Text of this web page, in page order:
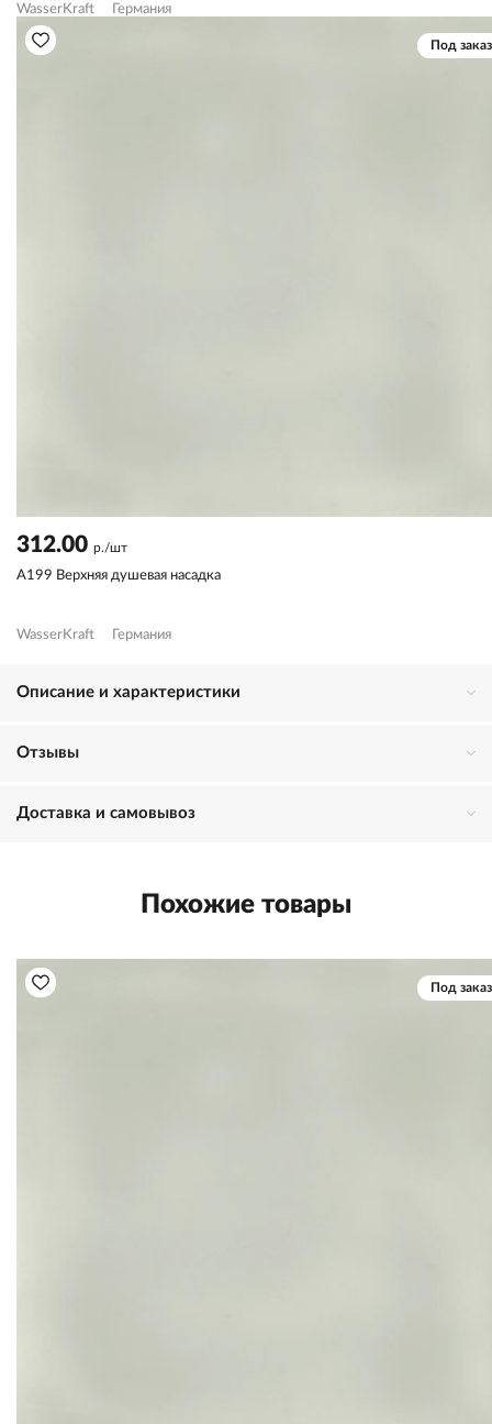
WasserKraft Германия
Под заказ
312.00 р./шт
A199 Верхняя душевая насадка
WasserKraft Германия
Описание и характеристики
Отзывы
Доставка и самовывоз
Похожие товары
Под заказ